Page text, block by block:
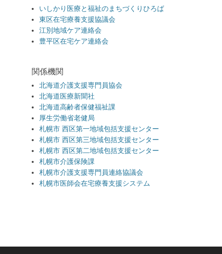
いしかり医療と福祉のまちづくりひろば
東区在宅療養支援協議会
江別地域ケア連絡会
豊平区在宅ケア連絡会
関係機関
北海道介護支援専門員協会
北海道医療新聞社
北海道高齢者保健福祉課
厚生労働省老健局
札幌市 西区第一地域包括支援センター
札幌市 西区第三地域包括支援センター
札幌市 西区第二地域包括支援センター
札幌市介護保険課
札幌市介護支援専門員連絡協議会
札幌市医師会在宅療養支援システム